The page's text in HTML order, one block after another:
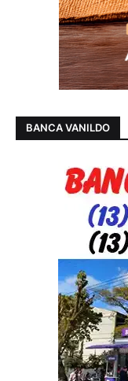
BANCA VANILDO